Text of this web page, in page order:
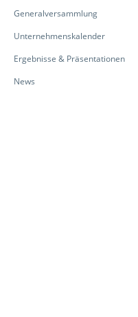
Generalversammlung
Unternehmenskalender
Ergebnisse & Präsentationen
News